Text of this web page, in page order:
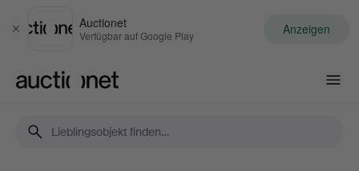
Schließen
Auctionet
Verfügbar auf Google Play Anzeigen